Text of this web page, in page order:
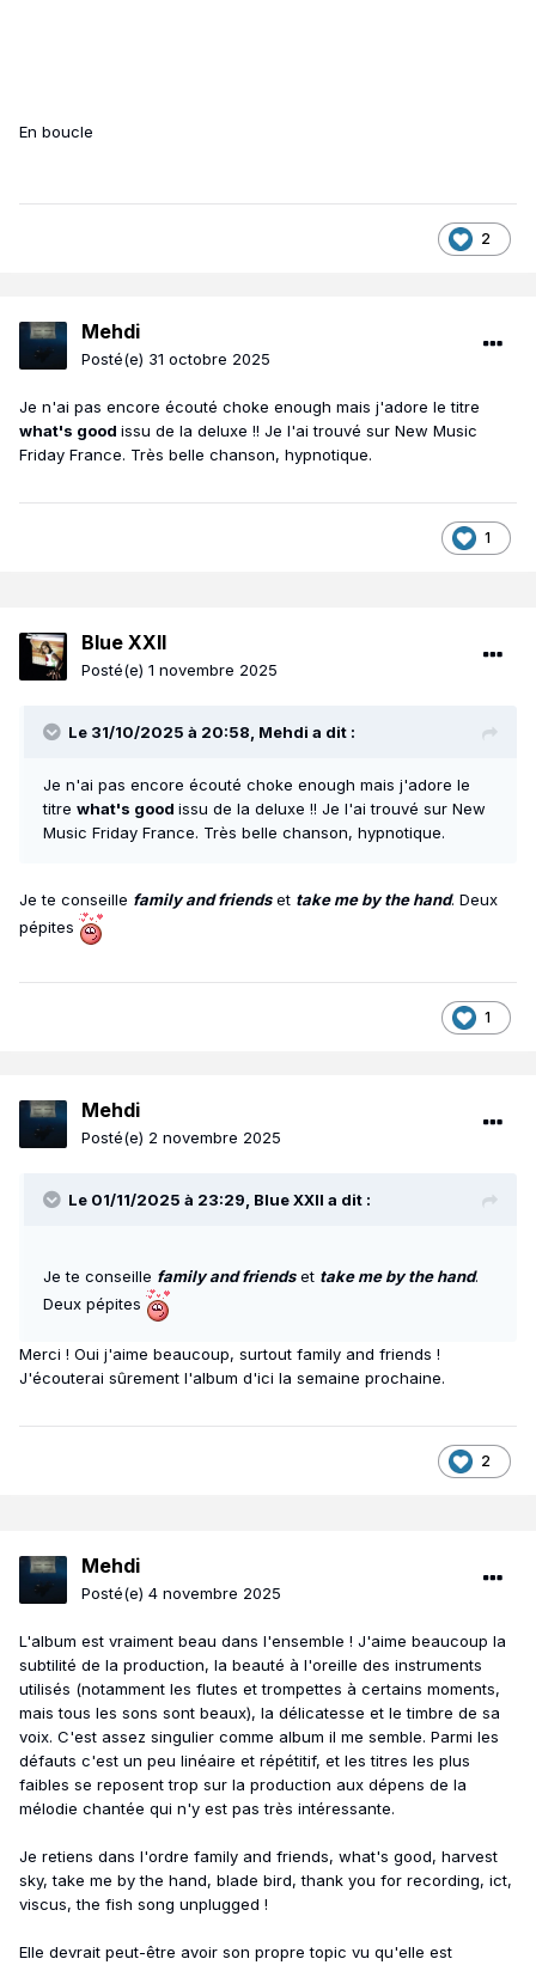
En boucle
2
Mehdi
Posté(e) 31 octobre 2025
Je n'ai pas encore écouté choke enough mais j'adore le titre
what's good issu de la deluxe !! Je l'ai trouvé sur New Music
Friday France. Très belle chanson, hypnotique.
1
Blue XXII
Posté(e) 1 novembre 2025
Le 31/10/2025 à 20:58, Mehdi a dit :
Je n'ai pas encore écouté choke enough mais j'adore le
titre what's good issu de la deluxe !! Je l'ai trouvé sur New
Music Friday France. Très belle chanson, hypnotique.
Je te conseille family and friendset take me by the hand. Deux
pépites
1
Mehdi
Posté(e) 2 novembre 2025
Le 01/11/2025 à 23:29, Blue XXII a dit :
Je te conseille family and friendset take me by the hand.
Deux pépites
Merci ! Oui j'aime beaucoup, surtout family and friends !
J'écouterai sûrement l'album d'ici la semaine prochaine.
2
Mehdi
Posté(e) 4 novembre 2025
L'album est vraiment beau dans l'ensemble ! J'aime beaucoup la
subtilité de la production, la beauté à l'oreille des instruments
utilisés (notamment les flutes et trompettes à certains moments,
mais tous les sons sont beaux), la délicatesse et le timbre de sa
voix. C'est assez singulier comme album il me semble. Parmi les
défauts c'est un peu linéaire et répétitif, et les titres les plus
faibles se reposent trop sur la production aux dépens de la
mélodie chantée qui n'y est pas très intéressante.
Je retiens dans l'ordre family and friends, what's good, harvest
sky, take me by the hand, blade bird, thank you for recording, ict,
viscus, the fish song unplugged !
Elle devrait peut-être avoir son propre topic vu qu'elle est